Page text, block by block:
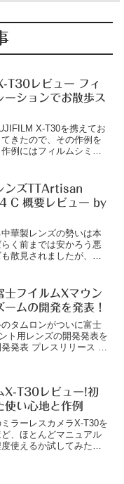
T30レビュー フィ
ーションでお散歩ス
X-T30を携えてお
きたので、その作例を
例にはフィルムシミュ
ころはデフォルト設定
ンズTTArtisan
C 概要レビュー by
華製レンズの勢いは本
く前までは安かろう悪
散見されましたが、最
いて価格がとにかく安
ある意味...
士フイルムXマウン
ームの開発を発表！
タムロンがついに富士
ト用レンズの開発発表を
発表 プレスリリース |
X-T30レビュー!初
使い心地と作例
ラーレスカメラX-T30を
、ほとんどマニュアル
使えるか試してみたの